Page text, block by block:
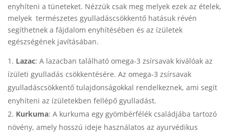
enyhíteni a tüneteket. Nézzük csak meg melyek ezek az ételek,
melyek természetes gyulladáscsökkentő hatásuk révén
segíthetnek a fájdalom enyhítésében és az ízületek
egészségének javításában.
Lazac: A lazacban található omega-3 zsírsavak kiválóak az
ízületi gyulladás csökkentésére. Az omega-3 zsírsavak
gyulladáscsökkentő tulajdonságokkal rendelkeznek, ami segít
enyhíteni az ízületekben fellépő gyulladást.
Kurkuma: A kurkuma egy gyömbérfélék családjába tartozó
növény, amely hosszú ideje használatos az ayurvédikus